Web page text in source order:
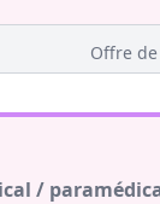
Offre
/